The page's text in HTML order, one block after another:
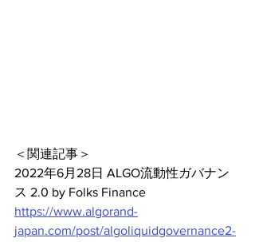
＜関連記事＞
2022年6月28日 ALGO流動性ガバナン
ス 2.0 by Folks Finance
https://www.algorand-
japan.com/post/algoliquidgovernance2-